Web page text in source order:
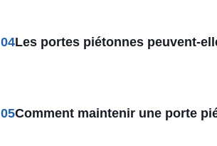
04Les portes piétonnes peuvent-
05Comment maintenir une porte